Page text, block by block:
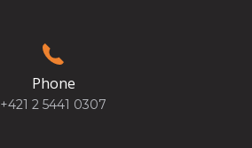
Phone
+421 2 5441 0307